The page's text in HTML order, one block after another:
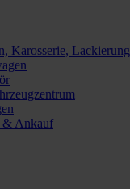
Karosserie, Lackierung
& Ankauf